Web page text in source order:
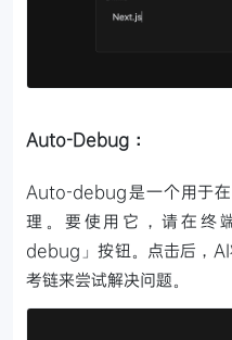
Auto-Debug：
Auto-debug是一个用于
理。要使用它，请在终
debug」按钮。点击后，AI
考链来尝试解决问题。